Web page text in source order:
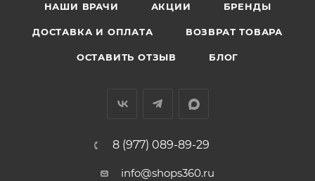
НАШИ ВРАЧИ АКЦИИ БРЕНДЫ
ДОСТАВКА И ОПЛАТА ВОЗВРАТ ТОВАРА
ОСТАВИТЬ ОТЗЫВ БЛОГ
8 (977) 089-89-29
info@shops360.ru